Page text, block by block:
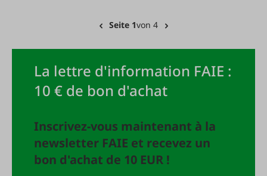
Seite 1von 4
La lettre d'information FAIE :
10 € de bon d'achat
Inscrivez-vous maintenant à la
newsletter FAIE et recevez un
bon d'achat de 10 EUR !